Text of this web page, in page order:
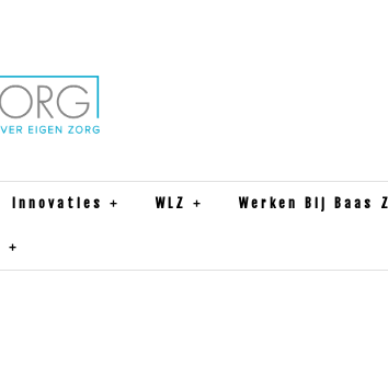
Innovaties WLZ Werken Bij Baas